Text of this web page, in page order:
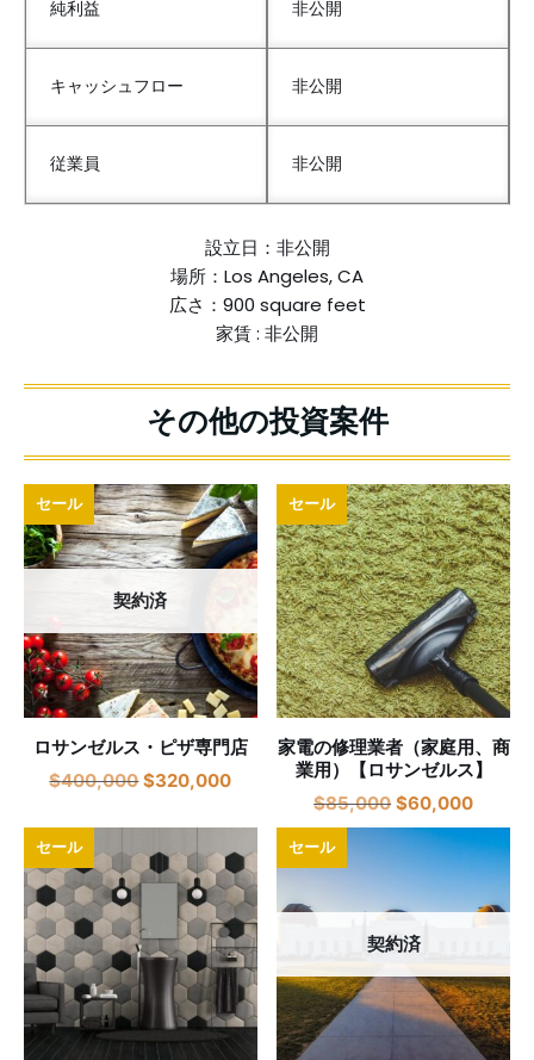
純利益 非公開
キャッシュフロー 非公開
従業員 非公開
設立日：非公開
場所：Los Angeles, CA
広さ：900 square feet
家賃 : 非公開
契約済
セール
ロサンゼルス・ピザ専門店
$400,000 $320,000
セール
家電の修理業者（家庭用、商
業用）【ロサンゼルス】
$85,000 $60,000
セール
契約済
セール